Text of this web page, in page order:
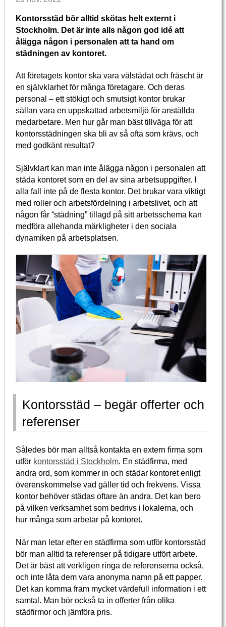
Kontorsstäd bör alltid skötas helt externt i
Stockholm. Det är inte alls någon god idé att
ålägga någon i personalen att ta hand om
städningen av kontoret.
Att företagets kontor ska vara välstädat och fräscht är
en självklarhet för många företagare. Och deras
personal – ett stökigt och smutsigt kontor brukar
sällan vara en uppskattad arbetsmiljö för anställda
medarbetare. Men hur går man bäst tillväga för att
kontorsstädningen ska bli av så ofta som krävs, och
med godkänt resultat?
Självklart kan man inte ålägga någon i personalen att
städa kontoret som en del av sina arbetsuppgifter. I
alla fall inte på de flesta kontor. Det brukar vara viktigt
med roller och arbetsfördelning i arbetslivet, och att
någon får “städning” tillagd på sitt arbetsschema kan
medföra allehanda märkligheter i den sociala
dynamiken på arbetsplatsen.
Kontorsstäd – begär offerter och
referenser
Således bör man alltså kontakta en extern firma som
utför kontorsstäd i Stockholm. En städfirma, med
andra ord, som kommer in och städar kontoret enligt
överenskommelse vad gäller tid och frekvens. Vissa
kontor behöver städas oftare än andra. Det kan bero
på vilken verksamhet som bedrivs i lokalerna, och
hur många som arbetar på kontoret.
När man letar efter en städfirma som utför kontorsstäd
bör man alltid ta referenser på tidigare utfört arbete.
Det är bäst att verkligen ringa de referenserna också,
och inte låta dem vara anonyma namn på ett papper.
Det kan komma fram mycket värdefull information i ett
samtal. Man bör också ta in offerter från olika
städfirmor och jämföra pris.